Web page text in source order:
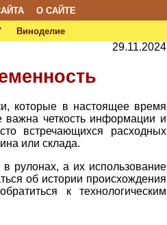
О САЙТЕ
Виноделие
29.11.2024
которые в настоящее время
важна четкость информации и
встречающихся расходных
или склада.
в рулонах, а их использование
об истории происхождения
к технологическим